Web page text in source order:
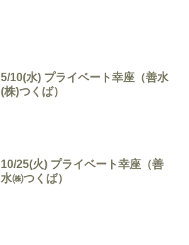
5/10(水) プライベート幸座（善水
(株)つくば）
10/25(火) プライベート幸座（善
水㈱つくば）